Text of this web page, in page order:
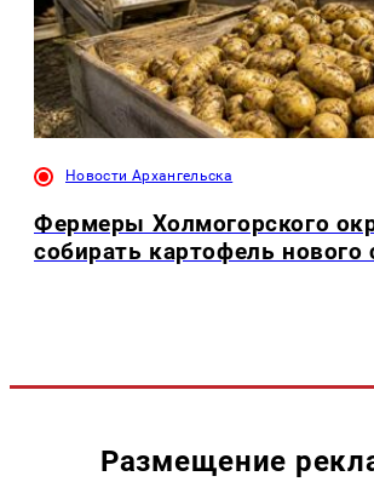
Новости Архангельска
Фермеры Холмогорского
собирать картофель нового
Размещение